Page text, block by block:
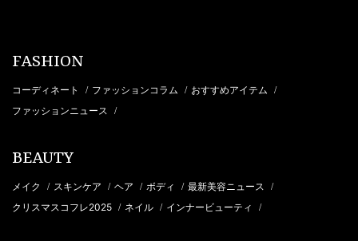
FASHION
コーディネート / ファッションコラム / おすすめアイテム /
ファッションニュース /
BEAUTY
メイク / スキンケア / ヘア / ボディ / 最新美容ニュース /
クリスマスコフレ2025 / ネイル / インナービューティ /